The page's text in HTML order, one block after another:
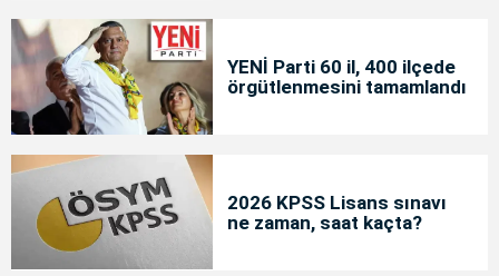
YENİ Parti 60 il, 400 ilçede
örgütlenmesini tamamlandı
2026 KPSS Lisans sınavı
ne zaman, saat kaçta?